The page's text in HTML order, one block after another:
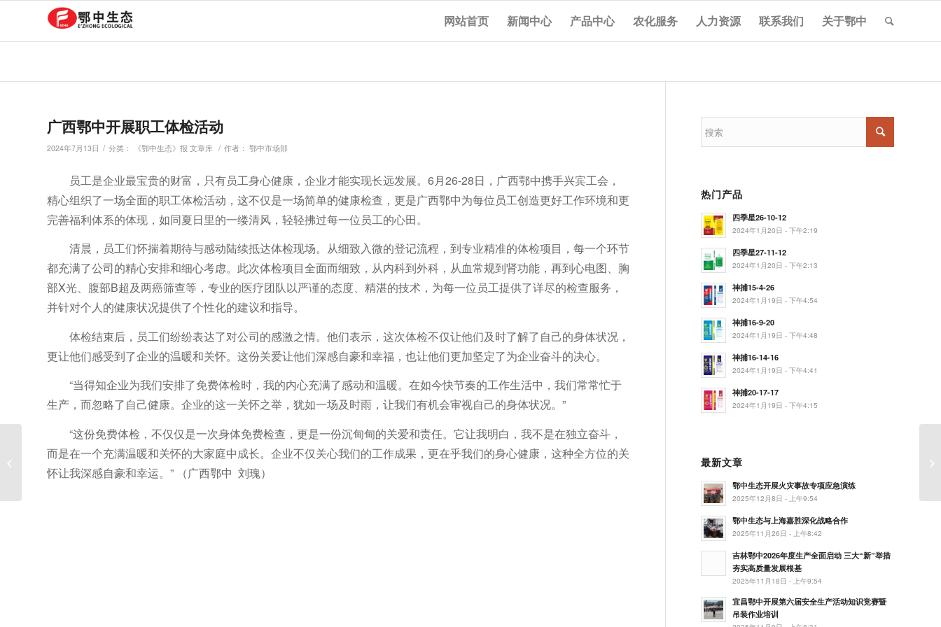
网站首页 新闻中心 产品中心 农化服务 人力资源 联系我们 关于鄂中
广西鄂中开展职工体检活动
2024年7月13日 / 分类： 《鄂中生态》报 文章库 / 作者： 鄂中市场部
员工是企业最宝贵的财富，只有员工身心健康，企业才能实现长远发展。6月26-28日，广西鄂中携手兴宾工会，
精心组织了一场全面的职工体检活动，这不仅是一场简单的健康检查，更是广西鄂中为每位员工创造更好工作环境和更
完善福利体系的体现，如同夏日里的一缕清风，轻轻拂过每一位员工的心田。
清晨，员工们怀揣着期待与感动陆续抵达体检现场。从细致入微的登记流程，到专业精准的体检项目，每一个环节
都充满了公司的精心安排和细心考虑。此次体检项目全面而细致，从内科到外科，从血常规到肾功能，再到心电图、胸
部X光、腹部B超及两癌筛查等，专业的医疗团队以严谨的态度、精湛的技术，为每一位员工提供了详尽的检查服务，
并针对个人的健康状况提供了个性化的建议和指导。
体检结束后，员工们纷纷表达了对公司的感激之情。他们表示，这次体检不仅让他们及时了解了自己的身体状况，
更让他们感受到了企业的温暖和关怀。这份关爱让他们深感自豪和幸福，也让他们更加坚定了为企业奋斗的决心。
“当得知企业为我们安排了免费体检时，我的内心充满了感动和温暖。在如今快节奏的工作生活中，我们常常忙于
生产，而忽略了自己健康。企业的这一关怀之举，犹如一场及时雨，让我们有机会审视自己的身体状况。”
“这份免费体检，不仅仅是一次身体免费检查，更是一份沉甸甸的关爱和责任。它让我明白，我不是在独立奋斗，
而是在一个充满温暖和关怀的大家庭中成长。企业不仅关心我们的工作成果，更在乎我们的身心健康，这种全方位的关
怀让我深感自豪和幸运。” （广西鄂中 刘瑰）
热门产品
四季星26-10-12
2024年1月20日 - 下午2:19
四季星27-11-12
2024年1月20日 - 下午2:13
神捕15-4-26
2024年1月19日 - 下午4:54
神捕16-9-20
2024年1月19日 - 下午4:48
神捕16-14-16
2024年1月19日 - 下午4:41
神捕20-17-17
2024年1月19日 - 下午4:15
最新文章
鄂中生态开展火灾事故专项应急演练
2025年12月8日 - 上午9:54
鄂中生态与上海嘉胜深化战略合作
2025年11月26日 - 上午8:42
吉林鄂中2026年度生产全面启动 三大“新”举措
夯实高质量发展根基
2025年11月18日 - 上午9:54
宜昌鄂中开展第六届安全生产活动知识竞赛暨
吊装作业培训
电工先锋—黄明富